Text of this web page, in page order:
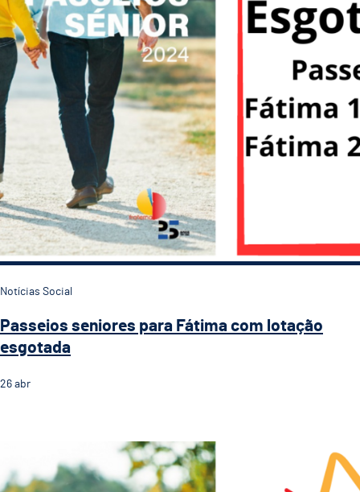
Notícias Social
Passeios seniores para Fátima com lotação
esgotada
26 abr
Passeios seniores para Fátima com lotação